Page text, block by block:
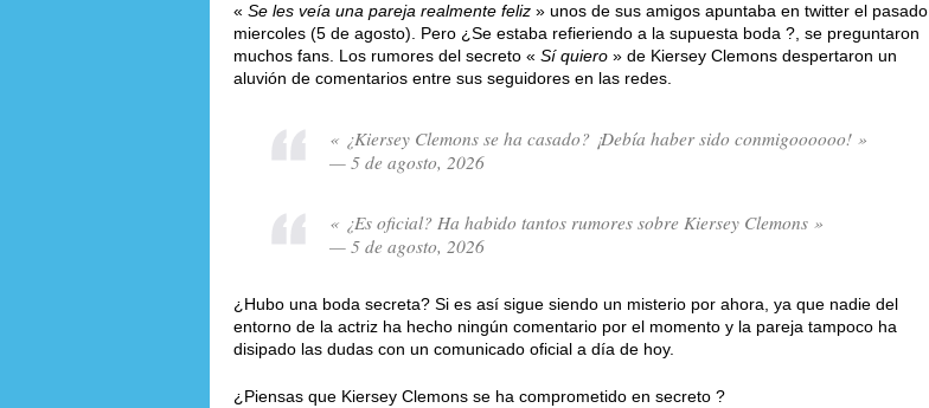
« Se les veía una pareja realmente feliz » unos de sus amigos apuntaba en twitter el pasado
miercoles (5 de agosto). Pero ¿Se estaba refieriendo a la supuesta boda ?, se preguntaron
muchos fans. Los rumores del secreto « Sí quiero » de Kiersey Clemons despertaron un
aluvión de comentarios entre sus seguidores en las redes.
« ¿Kiersey Clemons se ha casado? ¡Debía haber sido conmigoooooo! »
— 5 de agosto, 2026
« ¿Es oficial? Ha habido tantos rumores sobre Kiersey Clemons »
— 5 de agosto, 2026
¿Hubo una boda secreta? Si es así sigue siendo un misterio por ahora, ya que nadie del
entorno de la actriz ha hecho ningún comentario por el momento y la pareja tampoco ha
disipado las dudas con un comunicado oficial a día de hoy.
¿Piensas que Kiersey Clemons se ha comprometido en secreto ?